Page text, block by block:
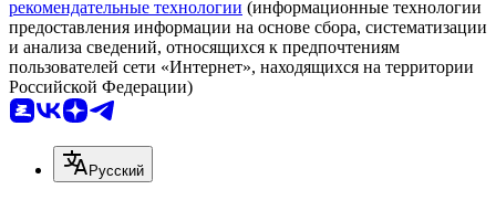
рекомендательные технологии (информационные технологии
предоставления информации на основе сбора, систематизации
и анализа сведений, относящихся к предпочтениям
пользователей сети «Интернет», находящихся на территории
Российской Федерации)
Русский